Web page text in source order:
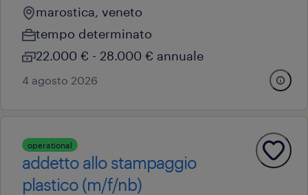
marostica, veneto
tempo determinato
22.000 € - 28.000 € annuale
4 agosto 2026
operational
addetto allo stampaggio
plastico (m/f/nb)